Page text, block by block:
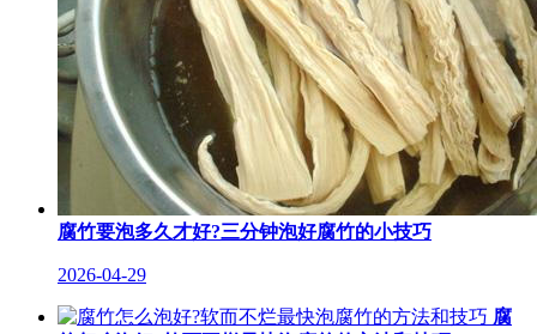
腐竹要泡多久才好?三分钟泡好腐竹的小技巧
2026-04-29
腐